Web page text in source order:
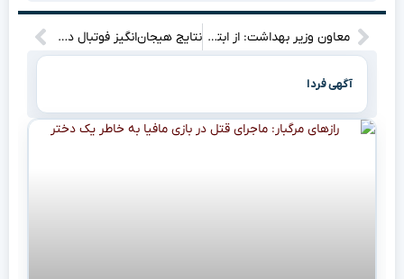
معاون وزیر بهداشت: از ابتدای سال، هزار نفر به سرخک مبتلا شده‌اند و بیشتر آن‌ها خارجی‌اند! چرا این آمار نگران‌کننده است؟ نتایج هیجان‌انگیز فوتبال در دوشنبه ۱۵ اردیبهشت ۱۴۰۴؛ ببینید چه اتفاقاتی افتاد!
آگهی فردا